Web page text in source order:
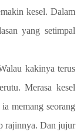
kesel. Dalam
yang setimpal
kakinya terus
Merasa kesel
memang seorang
rajinnya. Dan jujur